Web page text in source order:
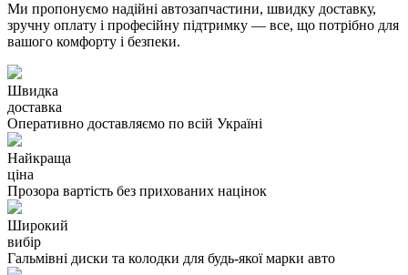
Ми пропонуємо надійні автозапчастини, швидку доставку,
зручну оплату і професійну підтримку — все, що потрібно для
вашого комфорту і безпеки.
Швидка
доставка
Оперативно доставляємо по всій Україні
Найкраща
ціна
Прозора вартість без прихованих націнок
Широкий
вибір
Гальмівні диски та колодки для будь-якої марки авто